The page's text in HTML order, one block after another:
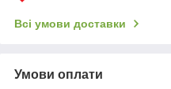
Всі умови доставки
Умови оплати